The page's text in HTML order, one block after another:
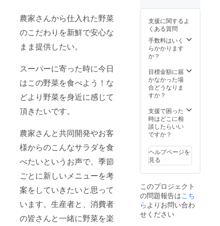
農家さんから仕入れた野菜
のこだわりを新鮮で安心な
まま提供したい。
スーパーに寄った時に今日
はこの野菜を食べよう！な
どより野菜を身近に感じて
頂きたいです。
農家さんと共同開発やお客
様からのこんなサラダを食
べたいというお声で、季節
ごとに新しいメニューを考
案をしていきたいと思って
います。生産者と、消費者
の皆さんと一緒に野菜を楽
ラー：
白 原産
国：日
本
皿に関
して 商
品サイ
ズ：約
23cm
素材：
薄い
ベー
ジュ 原
ザイ
ン：画
像をご
確認く
き ご都
い日時
にて調
整させ
て頂き
クは、
アイス
コー
カフェ
ラテ、
オレン
ジ
ス、ピ
ンクグ
レープ
フルー
ジュー
ス、ル
イボス
ティー
の数種
7月以降
けで
す。 日
程希望
が既に
ある場
備考欄
にご記
載くだ
さい。
望がま
だない
場合
は、
にてご
連絡さ
せて頂
き ご都
い日時
にて調
整させ
て頂き
ます。
方のヒ
グ ・メ
ニュー
開発、
試食会
・1ヶ月
でのメ
ニュー
提供、
オリジ
ポップ
やチラ
シの制
作及び
SNSで
の告
知、定
期的な
フード
デリバ
リーで
も販売
致しま
支援に関するよ
くある質問
手数料はいく
らかかります
か？
目標金額に届
かなかった場
合どうなりま
すか？
支援で困った
時はどこに相
談したらいい
ですか？
ヘルプページを
見る
このプロジェクト
の問題報告はこち
ら よりお問い合わ
せください